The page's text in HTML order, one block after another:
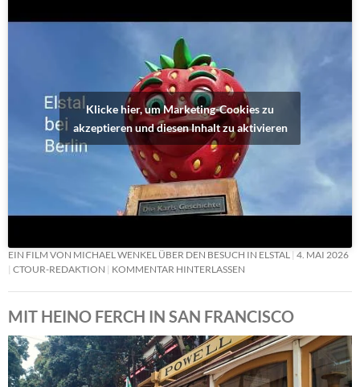
Klicke hier, um Marketing-Cookies zu
akzeptieren und diesen Inhalt zu aktivieren
EIN FILM VON MICHAEL WENKEL ÜBER DEN BESUCH IN ELSTAL
4. MAI 2026
CTOUR-REDAKTION
KOMMENTAR HINTERLASSEN
MIT HEINO FERCH IN SAN FRANCISCO